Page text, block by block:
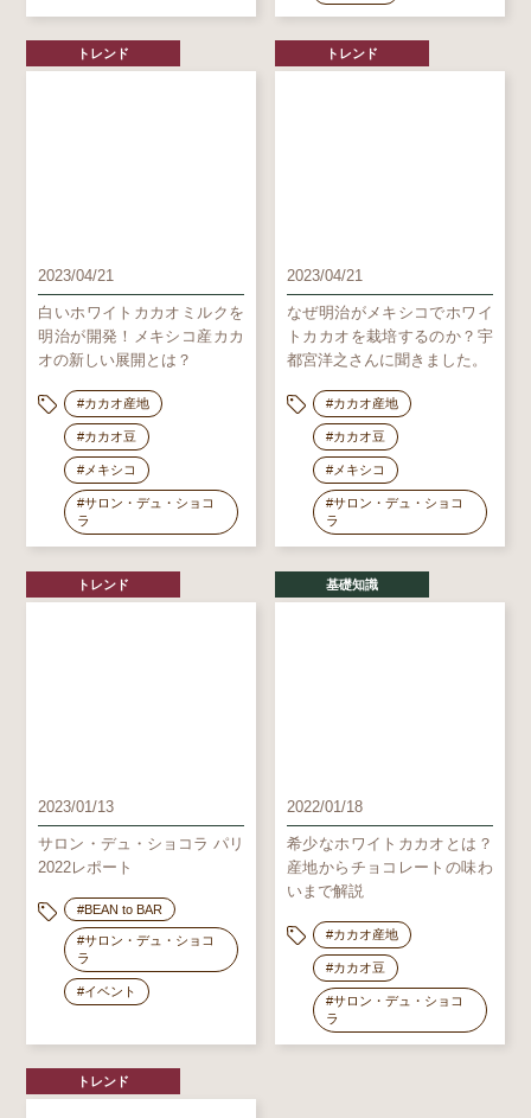
トレンド
2023/04/21
白いホワイトカカオミルクを
明治が開発！メキシコ産カカ
オの新しい展開とは？
#カカオ産地
#カカオ豆
#メキシコ
#サロン・デュ・ショコ
ラ
トレンド
2023/04/21
なぜ明治がメキシコでホワイ
トカカオを栽培するのか？宇
都宮洋之さんに聞きました。
#カカオ産地
#カカオ豆
#メキシコ
#サロン・デュ・ショコ
ラ
トレンド
2023/01/13
サロン・デュ・ショコラ パリ
2022レポート
#BEAN to BAR
#サロン・デュ・ショコ
ラ
#イベント
基礎知識
2022/01/18
希少なホワイトカカオとは？
産地からチョコレートの味わ
いまで解説
#カカオ産地
#カカオ豆
#サロン・デュ・ショコ
ラ
トレンド